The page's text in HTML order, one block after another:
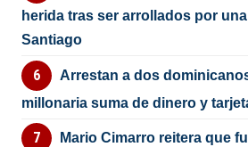
herida tras ser arrollados por
Santiago
Arrestan a dos
millonaria suma de dinero y
Mario Cimarro reitera que